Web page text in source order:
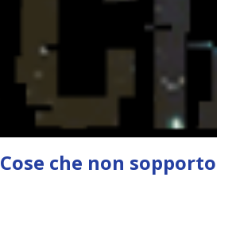
bene. Credo che sia stata la principale
di letture. Comunque, ogni mese -
però - pubblicherò questo post.
sia di vostro gradimento. GENNAIO
è la mia tbr del mese...
che non sopporto